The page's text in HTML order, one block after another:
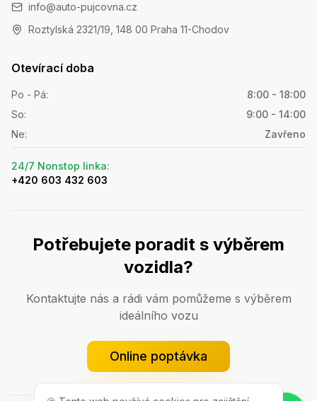
info@auto-pujcovna.cz
Roztylská 2321/19, 148 00 Praha 11-Chodov
Otevírací doba
Po - Pá:
8:00 - 18:00
So:
9:00 - 14:00
Ne: Zavřeno
24/7 Nonstop linka:
+420 603 432 603
Potřebujete poradit s výběrem
vozidla?
Kontaktujte nás a rádi vám pomůžeme s výběrem
ideálního vozu
Online poptávka